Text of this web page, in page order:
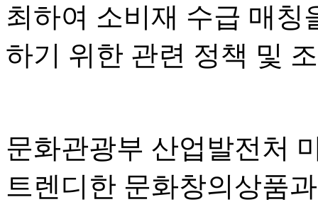
최하여 소비재 수급 매칭
하기 위한 관련 정책 및
문화관광부 산업발전처
트렌디한 문화창의상품